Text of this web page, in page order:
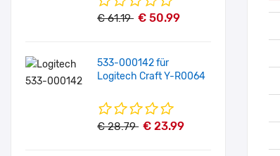
€ 61.19 € 50.99
533-000142 für
Logitech Craft Y-R0064
€ 28.79 € 23.99